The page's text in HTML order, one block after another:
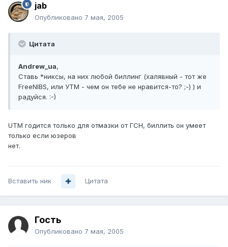
jab
Опубликовано 7 мая, 2005
Цитата
Andrew_ua,
Ставь *никсы, на них любой биллинг (халявный - тот же
FreeNIBS, или УТМ - чем он тебе не нравится-то? ;-) ) и
радуйся. :-)
UTM годится только для отмазки от ГСН, биллить он умеет
только если юзеров
нет.
Вставить ник Цитата
Гость
Опубликовано 7 мая, 2005